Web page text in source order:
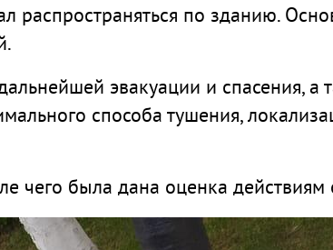
распространяться по зданию.
эвакуации и спасения, а
способа тушения,
чего была дана оценка действиям